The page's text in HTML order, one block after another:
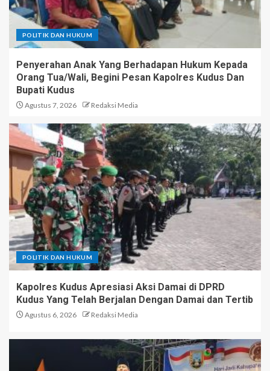
POLITIK DAN HUKUM
Penyerahan Anak Yang Berhadapan Hukum Kepada
Orang Tua/Wali, Begini Pesan Kapolres Kudus Dan
Bupati Kudus
Agustus 7, 2026 Redaksi Media
POLITIK DAN HUKUM
Kapolres Kudus Apresiasi Aksi Damai di DPRD
Kudus Yang Telah Berjalan Dengan Damai dan Tertib
Agustus 6, 2026 Redaksi Media